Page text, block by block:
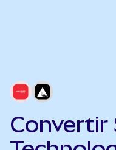
Convertir